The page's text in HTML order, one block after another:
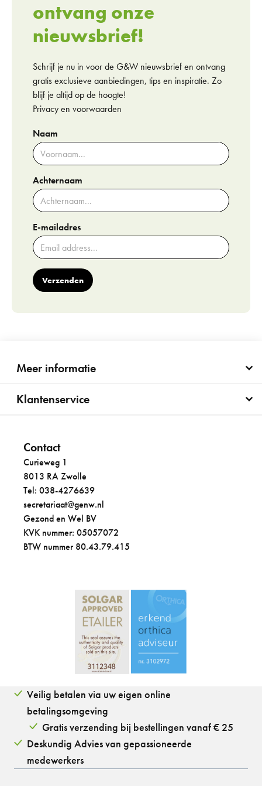
ontvang onze
nieuwsbrief!
Schrijf je nu in voor de G&W nieuwsbrief en ontvang
gratis exclusieve aanbiedingen, tips en inspiratie. Zo
blijf je altijd op de hoogte!
Privacy en voorwaarden
Naam
Achternaam
E-mailadres
Verzenden
Meer informatie
Klantenservice
Contact
Curieweg 1
8013 RA Zwolle
Tel: 038-4276639
secretariaat@genw.nl
Gezond en Wel BV
KVK nummer: 05057072
BTW nummer 80.43.79.415
Veilig betalen via uw eigen online
betalingsomgeving
Gratis verzending bij bestellingen vanaf € 25
Deskundig Advies van gepassioneerde
medewerkers